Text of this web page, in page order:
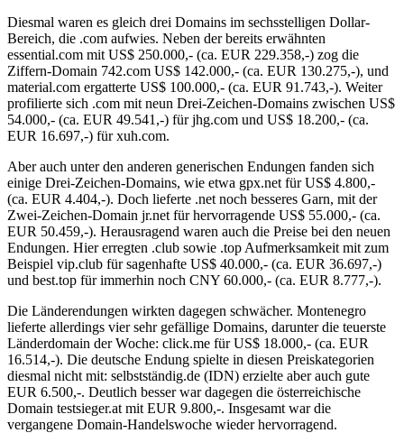
Diesmal waren es gleich drei Domains im sechsstelligen Dollar-
Bereich, die .com aufwies. Neben der bereits erwähnten
essential.com mit US$ 250.000,- (ca. EUR 229.358,-) zog die
Ziffern-Domain 742.com US$ 142.000,- (ca. EUR 130.275,-), und
material.com ergatterte US$ 100.000,- (ca. EUR 91.743,-). Weiter
profilierte sich .com mit neun Drei-Zeichen-Domains zwischen US$
54.000,- (ca. EUR 49.541,-) für jhg.com und US$ 18.200,- (ca.
EUR 16.697,-) für xuh.com.
Aber auch unter den anderen generischen Endungen fanden sich
einige Drei-Zeichen-Domains, wie etwa gpx.net für US$ 4.800,-
(ca. EUR 4.404,-). Doch lieferte .net noch besseres Garn, mit der
Zwei-Zeichen-Domain jr.net für hervorragende US$ 55.000,- (ca.
EUR 50.459,-). Herausragend waren auch die Preise bei den neuen
Endungen. Hier erregten .club sowie .top Aufmerksamkeit mit zum
Beispiel vip.club für sagenhafte US$ 40.000,- (ca. EUR 36.697,-)
und best.top für immerhin noch CNY 60.000,- (ca. EUR 8.777,-).
Die Länderendungen wirkten dagegen schwächer. Montenegro
lieferte allerdings vier sehr gefällige Domains, darunter die teuerste
Länderdomain der Woche: click.me für US$ 18.000,- (ca. EUR
16.514,-). Die deutsche Endung spielte in diesen Preiskategorien
diesmal nicht mit: selbstständig.de (IDN) erzielte aber auch gute
EUR 6.500,-. Deutlich besser war dagegen die österreichische
Domain testsieger.at mit EUR 9.800,-. Insgesamt war die
vergangene Domain-Handelswoche wieder hervorragend.